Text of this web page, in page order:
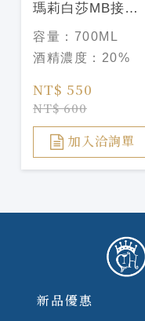
瑪莉白莎MB接骨
木花香甜酒 Marie
Brizard
Elderflower
Liqueu
容量： 700ML
酒精濃度： 20%
NT$ 550
NT$ 600
加入洽詢單
新品優惠